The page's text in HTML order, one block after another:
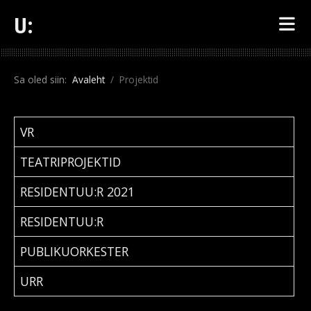
U:
Sa oled siin: Avaleht Projektid
PEALKIRI
VR
TEATRIPROJEKTID
RESIDENTUU:R 2021
RESIDENTUU:R
PUBLIKUORKESTER
URR